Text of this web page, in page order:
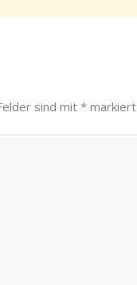
sind mit* markiert